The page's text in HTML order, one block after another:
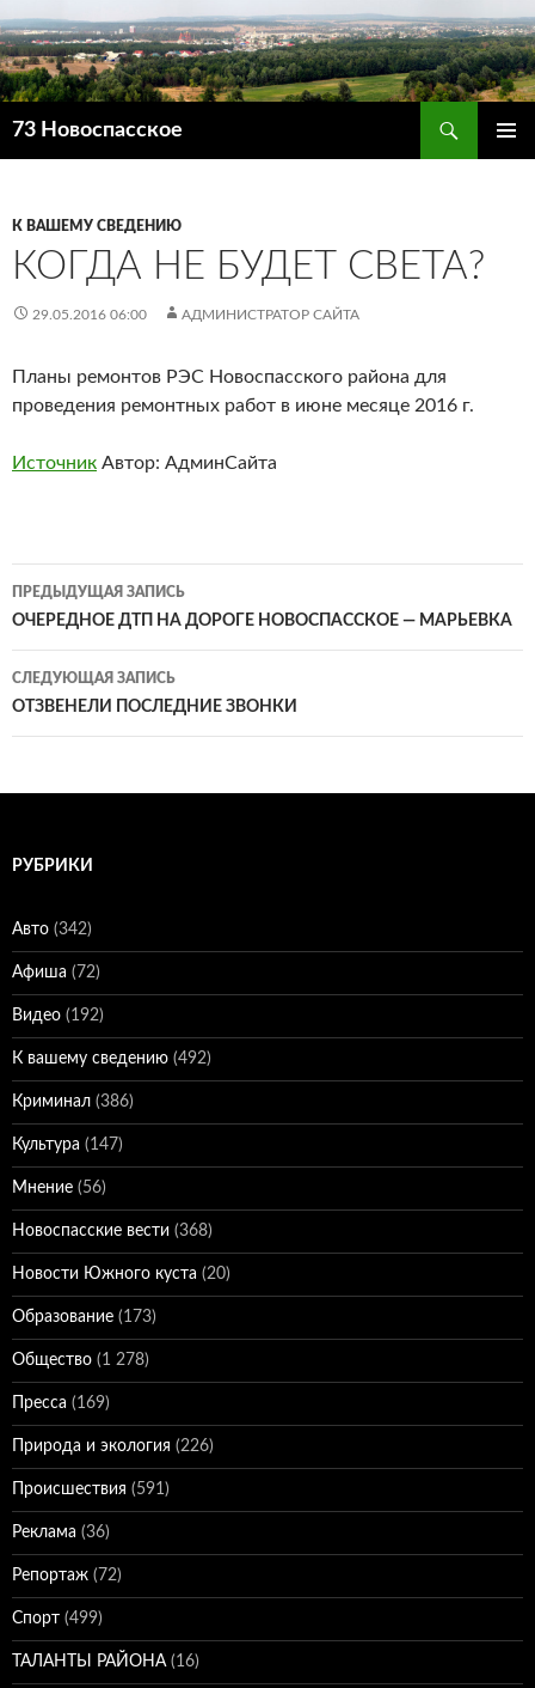
73 Новоспасское
К ВАШЕМУ СВЕДЕНИЮ
КОГДА НЕ БУДЕТ СВЕТА?
29.05.2016 06:00 АДМИНИСТРАТОР САЙТА
Планы ремонтов РЭС Новоспасского района для
проведения ремонтных работ в июне месяце 2016 г.
Источник Автор: АдминСайта
Навигация
по
записям
ПРЕДЫДУЩАЯ ЗАПИСЬ
ОЧЕРЕДНОЕ ДТП НА ДОРОГЕ НОВОСПАССКОЕ — МАРЬЕВКА
СЛЕДУЮЩАЯ ЗАПИСЬ
ОТЗВЕНЕЛИ ПОСЛЕДНИЕ ЗВОНКИ
РУБРИКИ
Авто (342)
Афиша (72)
Видео (192)
К вашему сведению (492)
Криминал (386)
Культура (147)
Мнение (56)
Новоспасские вести (368)
Новости Южного куста (20)
Образование (173)
Общество (1 278)
Пресса (169)
Природа и экология (226)
Происшествия (591)
Реклама (36)
Репортаж (72)
Спорт (499)
ТАЛАНТЫ РАЙОНА(16)